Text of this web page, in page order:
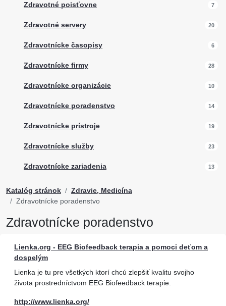
Zdravotné poisťovne 7
Zdravotné servery 20
Zdravotnícke časopisy 6
Zdravotnícke firmy 28
Zdravotnícke organizácie 10
Zdravotnícke poradenstvo 14
Zdravotnícke prístroje 19
Zdravotnícke služby 23
Zdravotnícke zariadenia 13
Katalóg stránok
Zdravie, Medicína
Zdravotnícke poradenstvo
Zdravotnícke poradenstvo
Lienka.org - EEG Biofeedback terapia a pomoci deťom a
dospelým
Lienka je tu pre všetkých ktorí chcú zlepšiť kvalitu svojho
života prostredníctvom EEG Biofeedback terapie.
http://www.lienka.org/